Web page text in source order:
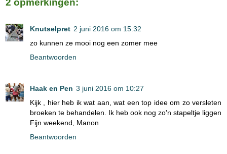
2 opmerkingen:
Knutselpret 2 juni 2016 om 15:32
zo kunnen ze mooi nog een zomer mee
Beantwoorden
Haak en Pen 3 juni 2016 om 10:27
Kijk , hier heb ik wat aan, wat een top idee om zo versleten
broeken te behandelen. Ik heb ook nog zo'n stapeltje liggen
Fijn weekend, Manon
Beantwoorden